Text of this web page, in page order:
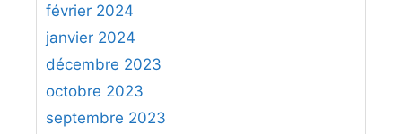
février 2024
janvier 2024
décembre 2023
octobre 2023
septembre 2023